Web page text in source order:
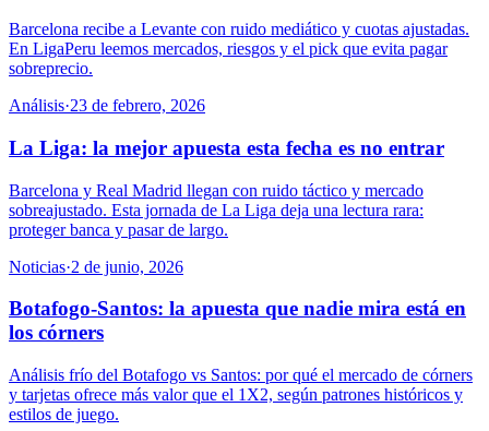
Barcelona recibe a Levante con ruido mediático y cuotas ajustadas.
En LigaPeru leemos mercados, riesgos y el pick que evita pagar
sobreprecio.
Análisis·23 de febrero, 2026
La Liga: la mejor apuesta esta fecha es no entrar
Barcelona y Real Madrid llegan con ruido táctico y mercado
sobreajustado. Esta jornada de La Liga deja una lectura rara:
proteger banca y pasar de largo.
Noticias·2 de junio, 2026
Botafogo-Santos: la apuesta que nadie mira está en
los córners
Análisis frío del Botafogo vs Santos: por qué el mercado de córners
y tarjetas ofrece más valor que el 1X2, según patrones históricos y
estilos de juego.